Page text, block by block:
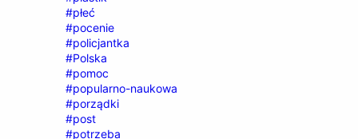
#płeć
#pocenie
#policjantka
#Polska
#pomoc
#popularno-naukowa
#porządki
#post
#potrzeba